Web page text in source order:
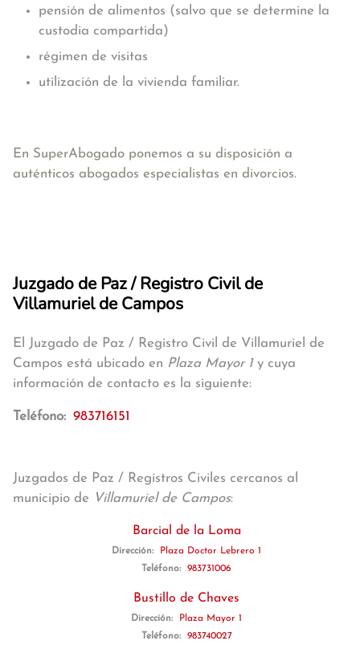
pensión de alimentos (salvo que se determine la
custodia compartida)
régimen de visitas
utilización de la vivienda familiar.
En SuperAbogado ponemos a su disposición a
auténticos abogados especialistas en divorcios.
Juzgado de Paz / Registro Civil de
Villamuriel de Campos
El Juzgado de Paz / Registro Civil de Villamuriel de
Campos está ubicado en Plaza Mayor 1y cuya
información de contacto es la siguiente:
Teléfono: 983716151
Juzgados de Paz / Registros Civiles cercanos al
municipio de Villamuriel de Campos:
Barcial de la Loma
Dirección:
Plaza Doctor Lebrero 1
Teléfono:
983731006
Bustillo de Chaves
Dirección:
Plaza Mayor 1
Teléfono:
983740027